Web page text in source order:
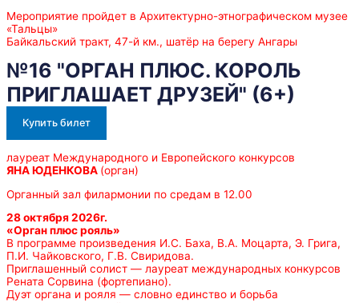
Мероприятие пройдет в Архитектурно-этнографическом музее
«Тальцы»
Байкальский тракт, 47-й км., шатёр на берегу Ангары
№16 "ОРГАН ПЛЮС. КОРОЛЬ
ПРИГЛАШАЕТ ДРУЗЕЙ" (6+)
Купить билет
лауреат Международного и Европейского конкурсов
ЯНА ЮДЕНКОВА (орган)
Органный зал филармонии по средам в 12.00
28 октября 2026г.
«Орган плюс рояль»
В программе произведения И.С. Баха, В.А. Моцарта, Э. Грига,
П.И. Чайковского, Г.В. Свиридова.
Приглашенный солист — лауреат международных конкурсов
Рената Сорвина (фортепиано).
Дуэт органа и рояля — словно единство и борьба